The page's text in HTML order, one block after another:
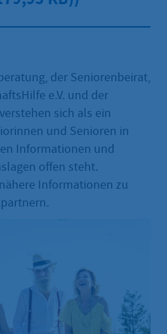
der Seniorenbeirat,
e.V. und der
sich als ein
und Senioren in
Informationen und
offen steht.
Informationen zu